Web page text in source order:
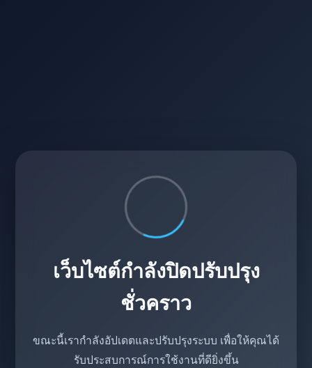
เว็บไซต์กำลังปิดปรับปรุง
ชั่วคราว
ขณะนี้เรากำลังอัปเดตและปรับปรุงระบบ เพื่อให้คุณได้
รับประสบการณ์การใช้งานที่ดียิ่งขึ้น